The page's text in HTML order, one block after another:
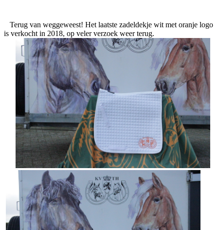
Terug van weggeweest! Het laatste zadeldekje wit met oranje logo
is verkocht in 2018, op veler verzoek weer terug.